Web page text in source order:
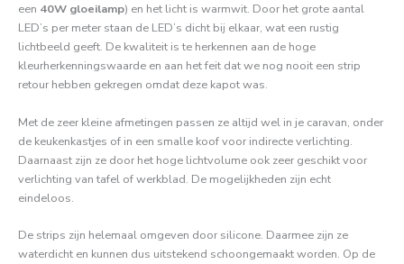
een 40W gloeilamp) en het licht is warmwit. Door het grote aantal
LED’s per meter staan de LED’s dicht bij elkaar, wat een rustig
lichtbeeld geeft. De kwaliteit is te herkennen aan de hoge
kleurherkenningswaarde en aan het feit dat we nog nooit een strip
retour hebben gekregen omdat deze kapot was.
Met de zeer kleine afmetingen passen ze altijd wel in je caravan, onder
de keukenkastjes of in een smalle koof voor indirecte verlichting.
Daarnaast zijn ze door het hoge lichtvolume ook zeer geschikt voor
verlichting van tafel of werkblad. De mogelijkheden zijn echt
eindeloos.
De strips zijn helemaal omgeven door silicone. Daarmee zijn ze
waterdicht en kunnen dus uitstekend schoongemaakt worden. Op de